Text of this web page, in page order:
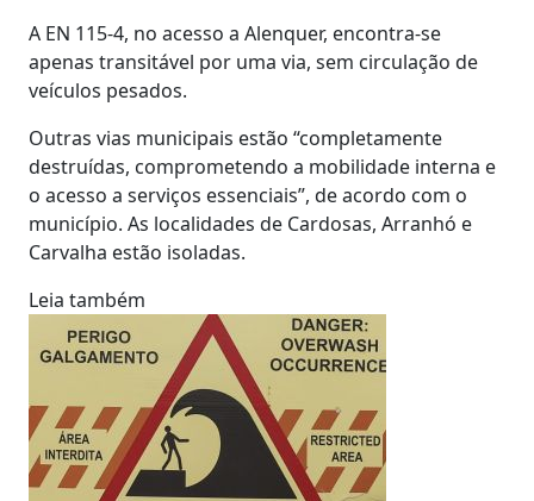
A EN 115-4, no acesso a Alenquer, encontra-se
apenas transitável por uma via, sem circulação de
veículos pesados.
Outras vias municipais estão “completamente
destruídas, comprometendo a mobilidade interna e
o acesso a serviços essenciais”, de acordo com o
município. As localidades de Cardosas, Arranhó e
Carvalha estão isoladas.
Leia também